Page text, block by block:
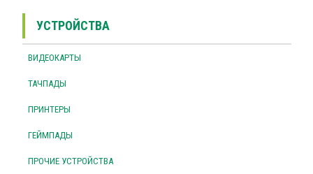
УСТРОЙСТВА
ВИДЕОКАРТЫ
ТАЧПАДЫ
ПРИНТЕРЫ
ГЕЙМПАДЫ
ПРОЧИЕ УСТРОЙСТВА